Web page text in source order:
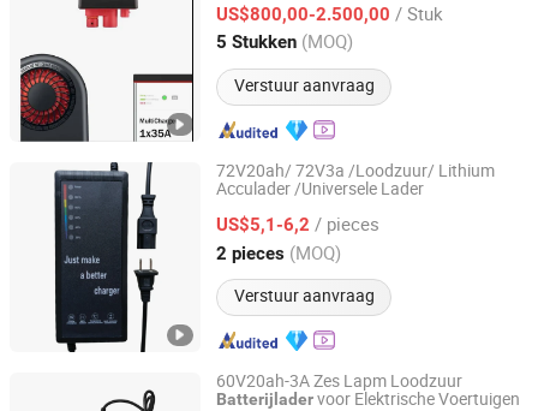
Voertuig EV Lader Batterij voor Auto
Multicharger Systeem
US$800,00-2.500,00 / Stuk
5 Stukken (MOQ)
Verstuur aanvraag
Sinds 2022
72V20ah/ 72V3a /Loodzuur/ Lithium
Acculader /Universele Lader
US$5,1-6,2 / pieces
2 pieces (MOQ)
Verstuur aanvraag
Tianchang Lvpu Electronics Co. Ltd
Anhui, China Sinds 2024
60V20ah-3A Zes Lapm Loodzuur
Batterijladervoor Elektrische Voertuigen